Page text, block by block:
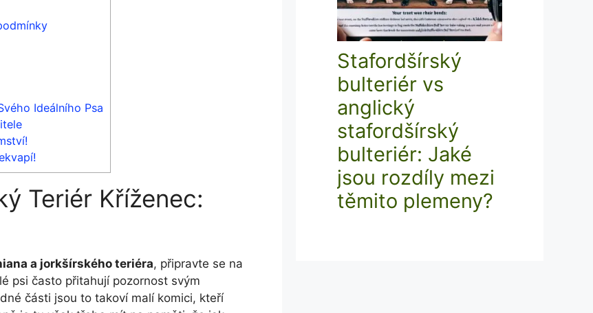
Ideálního Psa
Teriér Kříženec:
a jorkšírského teriéra, připravte se na
psi často přitahují pozornost svým
části jsou to takoví malí komici, kteří
Stafordšírský
bulteriér vs
anglický
stafordšírský
bulteriér: Jaké
jsou rozdíly mezi
těmito plemeny?